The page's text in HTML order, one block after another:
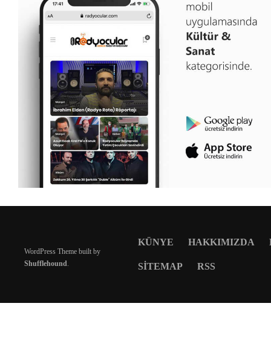
WordPress Theme built by
Shufflehound
KÜNYE HAKKIMIZDA
SITEMAP RSS